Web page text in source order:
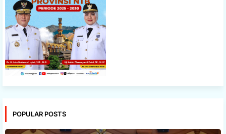
POPULAR POSTS